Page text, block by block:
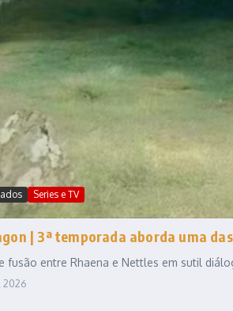
Series e TV
| 3ª temporada aborda uma
fusão entre Rhaena e Nettles em sutil
2026